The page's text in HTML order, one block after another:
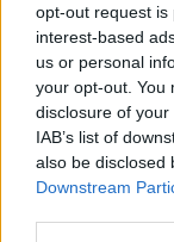
opt-out request is
interest-based
us or personal
your opt-out. You
disclosure of
IAB’s list of
also be disclosed
Downstream